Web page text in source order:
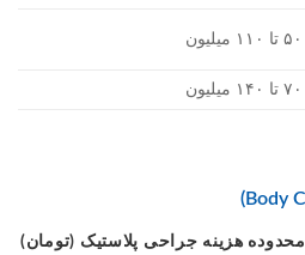
۵۰ تا ۱۱۰ میلیون
۷۰ تا ۱۴۰ میلیون
محدوده هزینه جراحی پلاستیک (تومان)